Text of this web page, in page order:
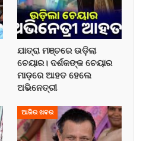
ଯାତ୍ରା ମଞ୍ଚରେ ଉଡ଼ିଲା
ଚେୟାର। ଦର୍ଶକଙ୍କ ଚେୟାର
ମାଡ଼ରେ ଆହତ ହେଲେ
ଅଭିନେତ୍ରୀ
ଆଜିର ଖବର